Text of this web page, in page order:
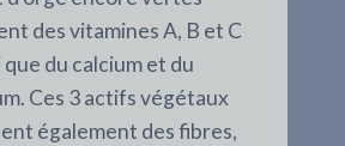
des vitamines A, B et C
que du calcium et du
Ces 3 actifs végétaux
également des fibres,